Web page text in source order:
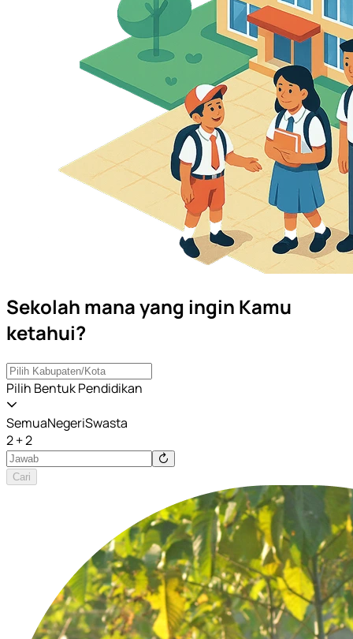
Sekolah mana yang ingin Kamu
ketahui?
Pilih Bentuk Pendidikan
SemuaNegeriSwasta
2 + 2
Cari